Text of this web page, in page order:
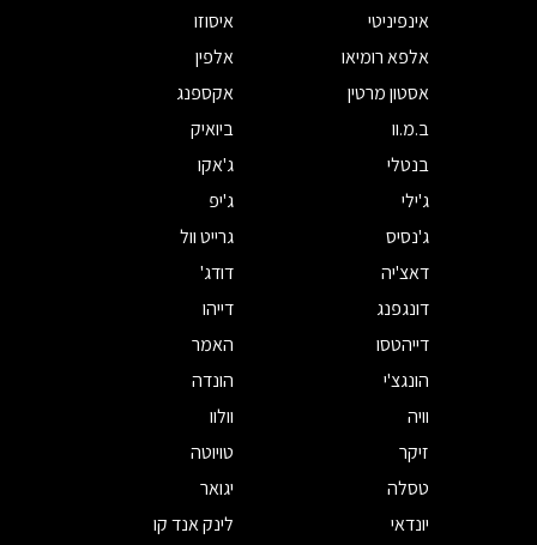
אינפיניטי
איסוזו
אלפא רומיאו
אלפין
אסטון מרטין
אקספנג
ב.מ.וו
ביואיק
בנטלי
ג'אקו
ג'ילי
ג'יפ
ג'נסיס
גרייט וול
דאצ'יה
דודג'
דונגפנג
דייהו
דייהטסו
האמר
הונגצ'י
הונדה
וויה
וולוו
זיקר
טויוטה
טסלה
יגואר
יונדאי
לינק אנד קו